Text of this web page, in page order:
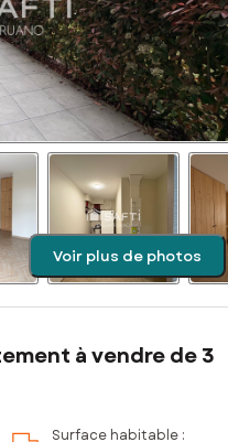
Voir plus de photos
à vendre de 3
Surface habitable :